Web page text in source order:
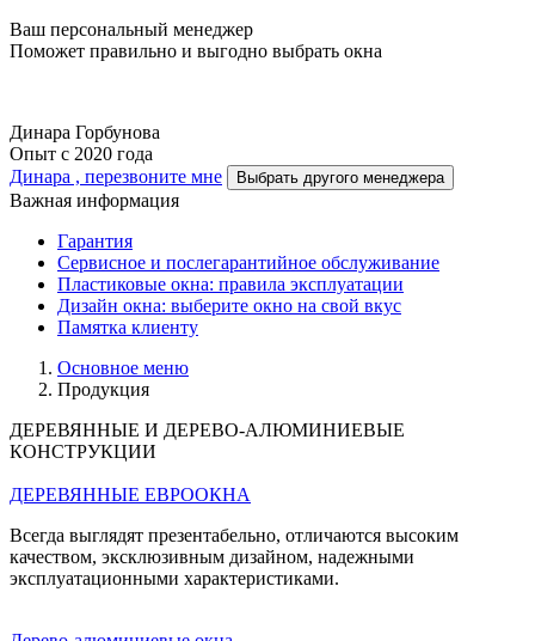
Ваш персональный менеджер
Поможет правильно и выгодно выбрать окна
Динара Горбунова
Опыт с 2020 года
Динара , перезвоните мне
Выбрать другого менеджера
Важная информация
Гарантия
Cервисное и послегарантийное обслуживание
Пластиковые окна: правила эксплуатации
Дизайн окна: выберите окно на свой вкус
Памятка клиенту
Основное меню
Продукция
ДЕРЕВЯННЫЕ И ДЕРЕВО-АЛЮМИНИЕВЫЕ
КОНСТРУКЦИИ
ДЕРЕВЯННЫЕ ЕВРООКНА
Всегда выглядят презентабельно, отличаются высоким
качеством, эксклюзивным дизайном, надежными
эксплуатационными характеристиками.